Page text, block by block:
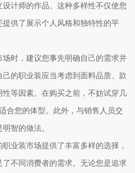
计师的作品。这种多样性不仅使您
供了展示个人风格和独特性的平
场时，建议您事先明确自己的需求并
的职业装应当考虑到面料品质、款
等因素。在购买之前，不妨试穿几
合您的体型。此外，与销售人员交
智的做法。
业装市场提供了丰富多样的选择，
了不同消费者的需求。无论您是追求